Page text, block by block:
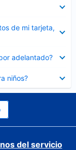
de mi tarjeta,
adelantado?
niños?
del servicio